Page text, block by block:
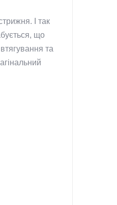
І так
що
та